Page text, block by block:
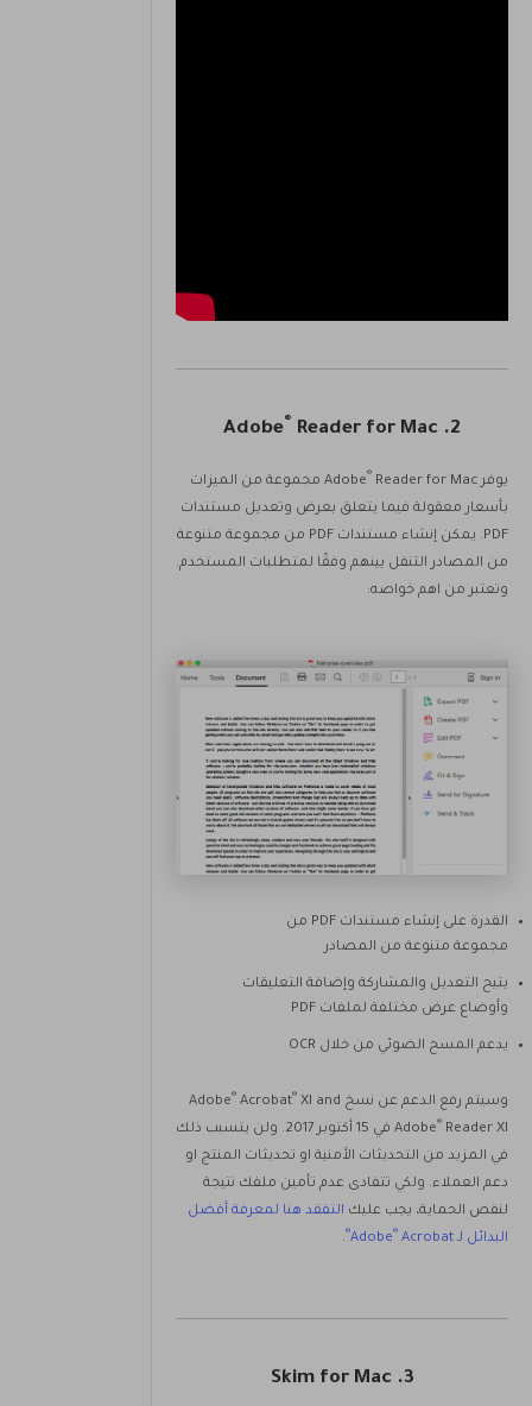
2. Adobe
® Reader for Mac
يوفر Adobe ®
Reader for Mac مجموعة من الميزات
بأسعار معقولة فيما يتعلق بعرض وتعديل مستندات
PDF. يمكن إنشاء مستندات PDF من مجموعة متنوعة
من المصادر التنقل بينهم وفقًا لمتطلبات المستخدم.
وتعتبر من اهم خواصه:
القدرة على إنشاء مستندات PDF من
مجموعة متنوعة من المصادر
يتيح التعديل والمشاركة وإضافة التعليقات
وأوضاع عرض مختلفة لملفات PDF
يدعم المسح الضوئي من خلال OCR
وسيتم رفع الدعم عن نسخ Adobe ® Acrobat® XI and
Adobe®
Reader XI في 15 أكتوبر 2017. ولن يتسبب ذلك
في المزيد من التحديثات الأمنية او تحديثات المنتج او
دعم العملاء. ولكي تتفادى عدم تأمين ملفك نتيجة
لنقص الحماية، يجب عليك التفقد هنا لمعرفة أفضل
البدائل لـ Adobe
® Acrobat
®
.
3. Skim for Mac